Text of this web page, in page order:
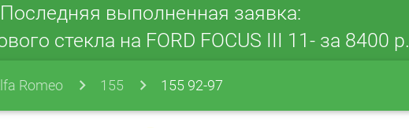
Последняя выполненная заявка:
стекла на FORD FOCUS III 11- за 8400 р.
Romeo 155 155 92-97